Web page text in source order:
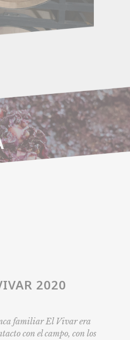
2020
familiar El Vivar era
con el campo, con los